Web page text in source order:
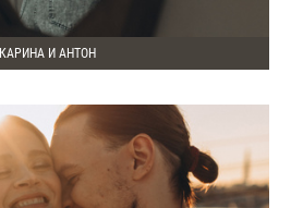
КАРИНА И АНТОН